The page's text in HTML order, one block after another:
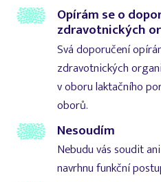
Opírám se o
zdravotnických
Svá doporučení
zdravotnických
v oboru laktačního
oborů.
Nesoudím
Nebudu vás soudit
navrhnu funkční